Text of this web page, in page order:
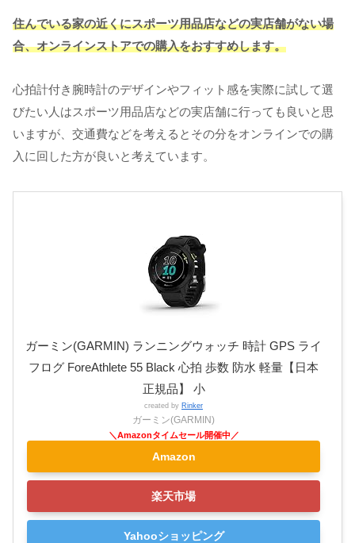
住んでいる家の近くにスポーツ用品店などの実店舗がない場
合、オンラインストアでの購入をおすすめします。
心拍計付き腕時計のデザインやフィット感を実際に試して選
びたい人はスポーツ用品店などの実店舗に行っても良いと思
いますが、交通費などを考えるとその分をオンラインでの購
入に回した方が良いと考えています。
ガーミン(GARMIN) ランニングウォッチ 時計 GPS ライ
フログ ForeAthlete 55 Black 心拍 歩数 防水 軽量【日本
正規品】 小
created by Rinker
ガーミン(GARMIN)
Amazon
楽天市場
Yahooショッピング